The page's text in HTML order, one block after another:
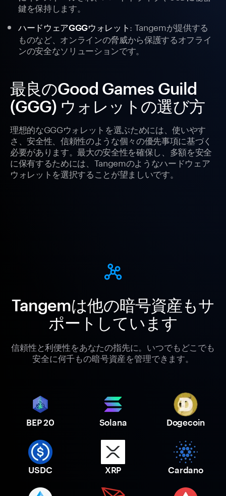
鍵を保持します。
ハードウェアGGGウォレット : Tangemが提供する
ものなど、オンラインの脅威から保護するオフライ
ンの安全なソリューションです。
最良のGood Games Guild
(GGG) ウォレットの選び方
理想的なGGGウォレットを選ぶためには、使いやす
さ、安全性、信頼性のような個々の優先事項に基づく
必要があります。最大の安全性を確保し、多額を安全
に保有するためには、Tangemのようなハードウェア
ウォレットを選択することが望ましいです。
Tangemは他の暗号資産もサ
ポートしています
信頼性と利便性をあなたの指先に。いつでもどこでも
安全に何千もの暗号資産を管理できます。
BEP 20 Solana Dogecoin
USDC XRP Cardano